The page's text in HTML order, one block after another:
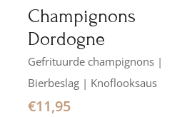
Champignons
Dordogne
Gefrituurde champignons |
Bierbeslag | Knoflooksaus
€11,95